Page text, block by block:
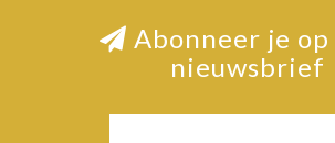
Abonneer je op
nieuwsbrief